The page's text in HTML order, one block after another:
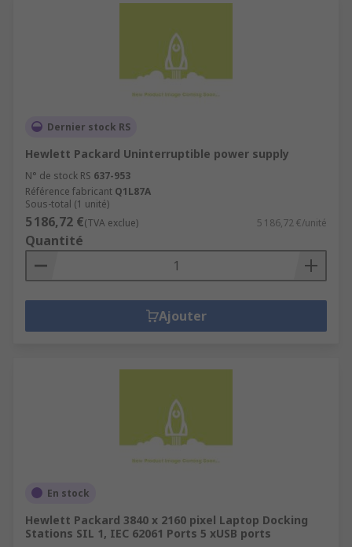
Dernier stock RS
Hewlett Packard Uninterruptible power supply
N° de stock RS 637-953
Référence fabricant Q1L87A
Sous-total (1 unité)
5 186,72 €(TVA exclue) 5 186,72 €/unité
Quantité
Ajouter
En stock
Hewlett Packard 3840 x 2160 pixel Laptop Docking
Stations SIL 1, IEC 62061 Ports 5 xUSB ports